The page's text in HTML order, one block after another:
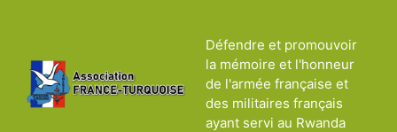
Défendre et promouvoir
la mémoire et l'honneur
de l'armée française et
des militaires français
ayant servi au Rwanda